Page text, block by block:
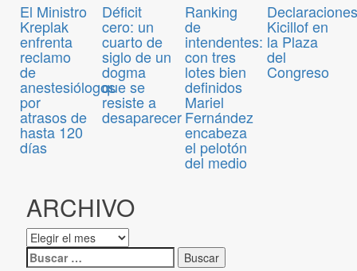
El Ministro
Kreplak
enfrenta
reclamo
de
anestesiólogos
por
atrasos de
hasta 120
días
Déficit
cero: un
cuarto de
siglo de un
dogma
que se
resiste a
desaparecer
Ranking
de
intendentes:
con tres
lotes bien
definidos
Mariel
Fernández
encabeza
el pelotón
del medio
Kicillof en
la Plaza
del
Congreso
ARCHIVO